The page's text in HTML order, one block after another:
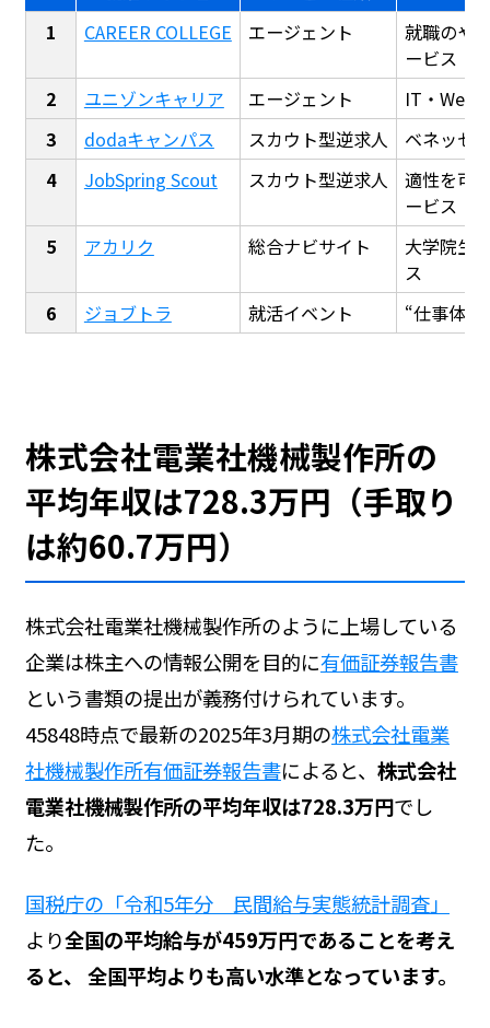
CAREER COLLEGE
エージェント
就職のや
ービス
ユニゾンキャリア
エージェント
IT・Web
dodaキャンパス
スカウト型逆求人
ベネッセ
JobSpring Scout
スカウト型逆求人
適性を可
ービス
アカリク
総合ナビサイト
大学院生
ス
ジョブトラ
就活イベント “仕事体
株式会社電業社機械製作所の
平均年収は728.3万円（手取り
は約60.7万円）
株式会社電業社機械製作所のように上場している
企業は株主への情報公開を目的に有価証券報告書
という書類の提出が義務付けられています。
45848時点で最新の2025年3月期の株式会社電業
社機械製作所有価証券報告書によると、 株式会社
電業社機械製作所の平均年収は728.3万円でし
た。
国税庁の「令和5年分 民間給与実態統計調査」
より全国の平均給与が459万円であることを考え
ると、 全国平均よりも高い水準となっています。